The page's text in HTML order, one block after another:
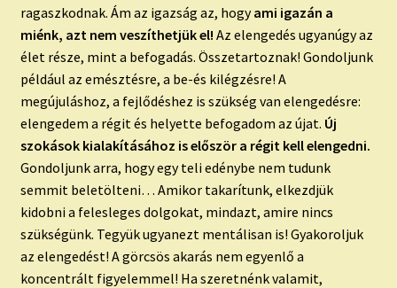
ragaszkodnak. Ám az igazság az, hogyami igazán a
miénk, azt nem veszíthetjük el! Az elengedés ugyanúgy az
élet része, mint a befogadás. Összetartoznak! Gondoljunk
például az emésztésre, a be-és kilégzésre! A
megújuláshoz, a fejlődéshez is szükség van elengedésre:
elengedem a régit és helyette befogadom az újat. Új
szokások kialakításához is először a régit kell elengedni.
Gondoljunk arra, hogy egy teli edénybe nem tudunk
semmit beletölteni… Amikor takarítunk, elkezdjük
kidobni a felesleges dolgokat, mindazt, amire nincs
szükségünk. Tegyük ugyanezt mentálisan is! Gyakoroljuk
az elengedést! A görcsös akarás nem egyenlő a
koncentrált figyelemmel! Ha szeretnénk valamit,